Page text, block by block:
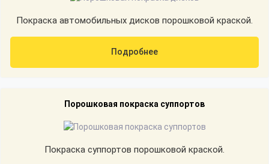
Покраска автомобильных дисков порошковой краской.
Подробнее
Порошковая покраска суппортов
Покраска суппортов порошковой краской.